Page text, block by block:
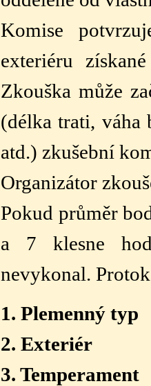
Komise
exteriéru
Zkouška může
(délka trati, váha
atd.) zkušební
Organizátor
Pokud průměr
a 7 klesne
nevykonal.
1. Plemenný typ
2. Exteriér
3. Temperament